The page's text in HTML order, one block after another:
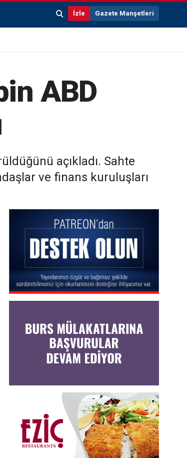
İzle Gazete Manşetleri
ABD
açıkladı. Sahte
ve finans kuruluşları